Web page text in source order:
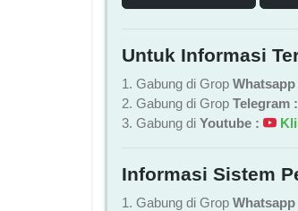
Untuk Informasi
1. Gabung di Grop Whatsapp
2. Gabung di Grop Telegram :
3. Gabung di Youtube :
Informasi Sistem
1. Gabung di Grop Whatsapp